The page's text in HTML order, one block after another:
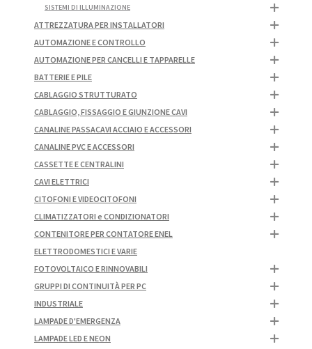
SISTEMI DI ILLUMINAZIONE
ATTREZZATURA PER INSTALLATORI
AUTOMAZIONE E CONTROLLO
AUTOMAZIONE PER CANCELLI E TAPPARELLE
BATTERIE E PILE
CABLAGGIO STRUTTURATO
CABLAGGIO, FISSAGGIO E GIUNZIONE CAVI
CANALINE PASSACAVI ACCIAIO E ACCESSORI
CANALINE PVC E ACCESSORI
CASSETTE E CENTRALINI
CAVI ELETTRICI
CITOFONI E VIDEOCITOFONI
CLIMATIZZATORI e CONDIZIONATORI
CONTENITORE PER CONTATORE ENEL
ELETTRODOMESTICI E VARIE
FOTOVOLTAICO E RINNOVABILI
GRUPPI DI CONTINUITÀ PER PC
INDUSTRIALE
LAMPADE D'EMERGENZA
LAMPADE LED E NEON